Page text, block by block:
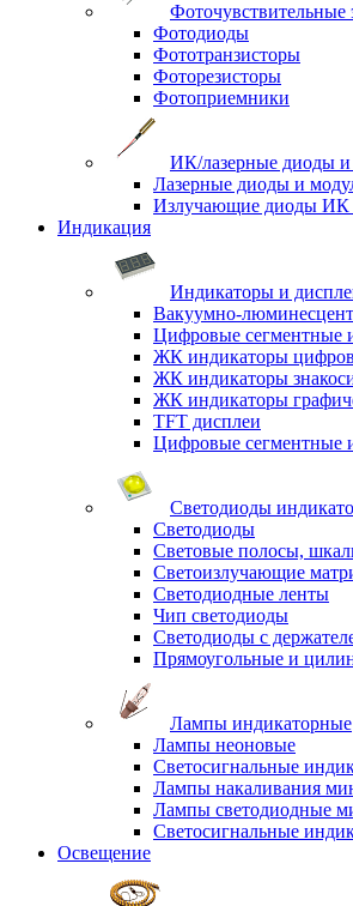
Фоточувствительные
Фотодиоды
Фототранзисторы
Фоторезисторы
Фотоприемники
ИК/лазерные диоды и
Лазерные диоды и
Излучающие диоды ИК
Индикация
Индикаторы и
Вакуумно-
Цифровые сегментные
ЖК индикаторы
ЖК индикаторы
ЖК индикаторы
TFT дисплеи
Цифровые сегментные
Светодиоды
Светодиоды
Световые полосы,
Светоизлучающие
Светодиодные ленты
Чип светодиоды
Светодиоды с
Прямоугольные и
Лампы индикаторные
Лампы неоновые
Светосигнальные
Лампы накаливания
Лампы светодиодные
Светосигнальные
Освещение